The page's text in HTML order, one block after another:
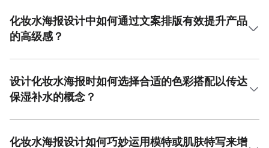
例如使用高清产品特写镜头展示水珠质感，搭配“深层补水”、
“舒缓肌肤”等核心文案。其次，色彩应选择清新、纯净的色
调，如蓝、绿、白色系，营造清爽感。版式上需主次分明，
润光泽的特写素材作为背景，增强视觉冲击力。美图设计室
提供了海量高清素材与专业模板，能极大简化设计流程，助
您快速创建吸引眼球的化妆水海报爆款设计。
化妆水海报设计中如何通过文案排版有效提升产品
的高级感？
使用过多花哨字体，通常主标题与正文分别使用1-2种字体即
可。其次，文字排版需注重留白艺术，给予信息呼吸空间，
避免画面拥挤。关键功效词如“臻粹”、“修护”可使用稍大字号
主图中提取，保持整体色调统一。通过精心的层级划分与对
齐，文案能与视觉元素完美融合，共同构成高级的化妆水海
报爆款设计。
设计化妆水海报时如何选择合适的色彩搭配以传达
保湿补水的概念？
深浅不一的蓝色可营造层次感。绿色系象征自然与舒缓，适
化妆水海报设计如何巧妙运用模特或肌肤特写来增